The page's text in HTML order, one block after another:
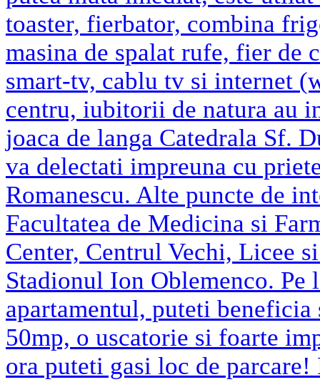
toaster, fierbator, combina
masina de spalat rufe, fier de
smart-tv, cablu tv si internet
centru, iubitorii de natura au
joaca de langa Catedrala Sf.
va delectati impreuna cu
Romanescu. Alte puncte de
Facultatea de Medicina si
Center, Centrul Vechi, Licee
Stadionul Ion Oblemenco. Pe
apartamentul, puteti
50mp, o uscatorie si foarte
ora puteti gasi loc de